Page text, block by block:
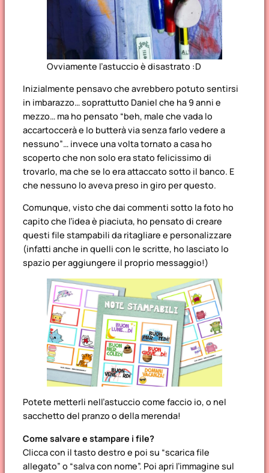
Ovviamente l’astuccio è disastrato :D
Inizialmente pensavo che avrebbero potuto sentirsi
in imbarazzo… soprattutto Daniel che ha 9 anni e
mezzo… ma ho pensato “beh, male che vada lo
accartoccerà e lo butterà via senza farlo vedere a
nessuno”… invece una volta tornato a casa ho
scoperto che non solo era stato felicissimo di
trovarlo, ma che se lo era attaccato sotto il banco. E
che nessuno lo aveva preso in giro per questo.
Comunque, visto che dai commenti sotto la foto ho
capito che l’idea è piaciuta, ho pensato di creare
questi file stampabili da ritagliare e personalizzare
(infatti anche in quelli con le scritte, ho lasciato lo
spazio per aggiungere il proprio messaggio!)
Potete metterli nell’astuccio come faccio io, o nel
sacchetto del pranzo o della merenda!
Come salvare e stampare i file?
Clicca con il tasto destro e poi su “scarica file
allegato” o “salva con nome”. Poi apri l’immagine sul